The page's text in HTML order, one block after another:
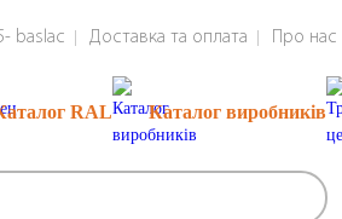
baslac Доставка та оплата Про нас
RAL Каталог виробників